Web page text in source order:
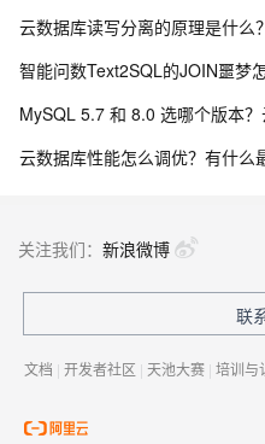
智能问数Text2SQL的JOIN噩梦
MySQL 5.7 和 8.0 选哪个版本？
关注我们： 新浪微博
联
文档 | 开发者社区 | 天池大赛 | 培训与